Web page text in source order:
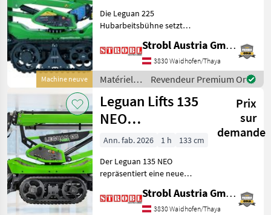
Grove
Ommelift
Afficher
tous
les 8
MARKETPLACE
Marketplace
Offres des
distributeurs
Petites
annonces
Machine neuve
Die Leguan 225
Hubarbeitsbühne setzt
Branche und bietet mit
einer Arbeitshöhe von 22, 5
Metern und einem
Gesamtgewicht von nur 3, 5
Tonnen inklusi
Strobl Austria GmbH
3830 Waidhofen/Thaya
Matériels
pour
l’entretien
des arbres
/ Leguan
Lifts
Revendeur Premium Or
Leguan Lifts 135
NEO
Hubarbeitsbühne
Prix
sur
demande
Ann. fab. 2026 1 h
133 cm
Der Leguan 135 NEO
repräsentiert eine neue
Hubarbeitsbühnen, die sich
durch einfache
Strobl Austria GmbH
3830 Waidhofen/Thaya